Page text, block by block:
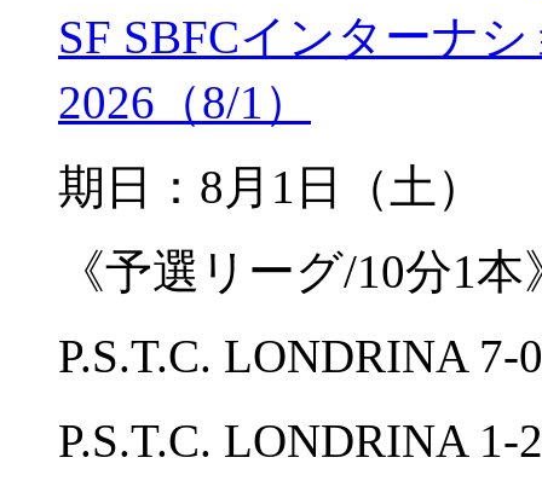
SF SBFCインターナ
2026（8/1）
期日：8月1日（土
《予選リーグ/10分1本
P.S.T.C. LONDRINA
P.S.T.C. LONDRINA